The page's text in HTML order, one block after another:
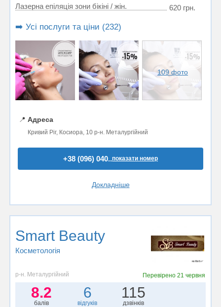
Лазерна епіляція зони бікіні / жін.
620 грн.
➡️ Усі послуги та ціни (232)
109 фото
📍 Адреса
Кривий Ріг, Косиора, 10 р-н. Металургійний
+38 (096) 040..показати номер
Докладніше
Smart Beauty
Косметологія
р-н. Металургійний Перевірено21 червня
8.2
балів
6
відгуків
115
дзвінків